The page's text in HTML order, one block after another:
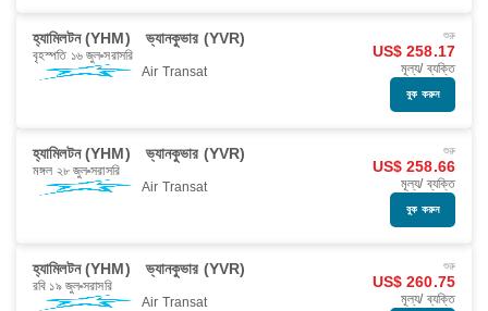
হ্যামিলটন (YHM) ভ্যানকুভার (YVR)
বৃহস্পতি ১৬ জুল সরাসরি
Air Transat
শুরু
US$ 258.17
মূল্য/ ব্যক্তি
বুক করুন
হ্যামিলটন (YHM) ভ্যানকুভার (YVR)
মঙ্গল ২৮ জুল সরাসরি
Air Transat
শুরু
US$ 258.66
মূল্য/ ব্যক্তি
বুক করুন
হ্যামিলটন (YHM) ভ্যানকুভার (YVR)
রবি ১৯ জুল সরাসরি
Air Transat
শুরু
US$ 260.75
মূল্য/ ব্যক্তি